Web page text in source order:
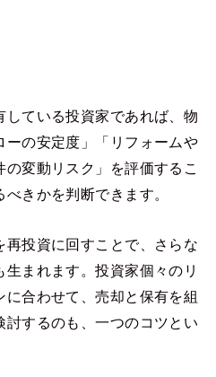
している投資家であれば、物
ーの安定度」「リフォームや
変動リスク」を評価するこ
きかを判断できます。
再投資に回すことで、さらな
まれます。投資家個々のリ
に合わせて、売却と保有を組
討するのも、一つのコツとい